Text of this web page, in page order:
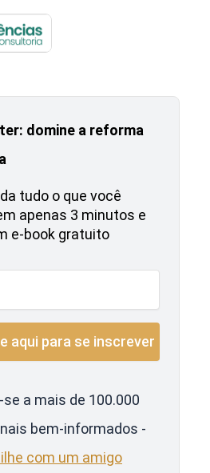
domine a reforma
tudo o que você
apenas 3 minutos e
e-book gratuito
a mais de 100.000
bem-informados -
com um amigo